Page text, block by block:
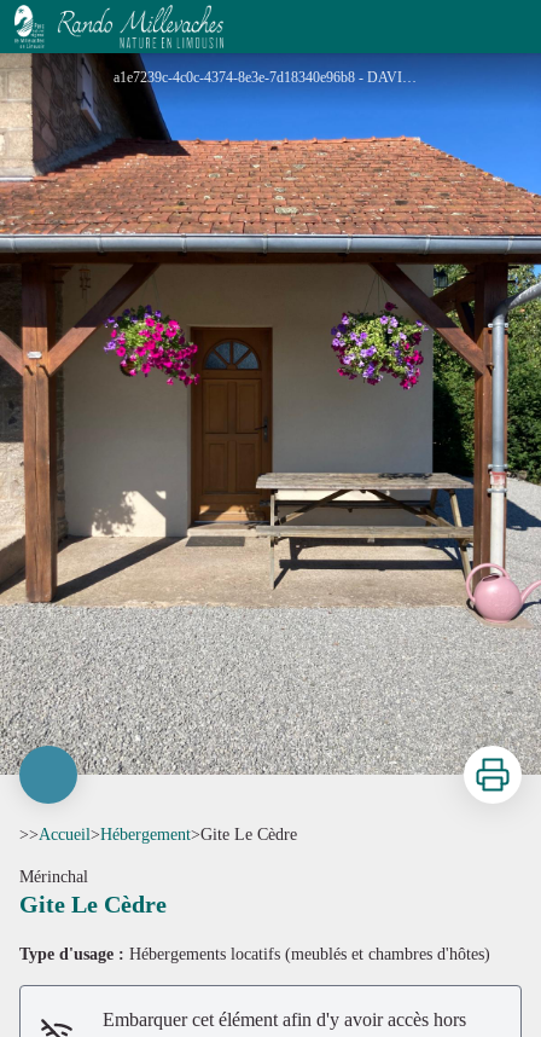
Gite Le Cèdre
a1e7239c-4c0c-4374-8e3e-7d18340e96b8 - DAVID FAURE
Imprimer
>>Accueil>Hébergement>Gite Le Cèdre
Mérinchal
Gite Le Cèdre
Type d'usage : Hébergements locatifs (meublés et chambres d'hôtes)
Embarquer cet élément afin d'y avoir accès hors